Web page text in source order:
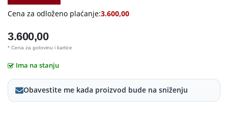
Cena za odloženo plaćanje:3.600,00
3.600,00
* Cena za gotovinu i kartice
Ima na stanju
Obavestite me kada proizvod bude na sniženju